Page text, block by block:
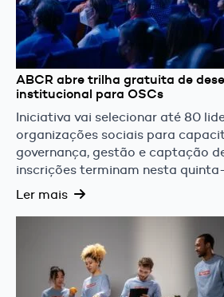
ABCR abre trilha gratuita de
institucional para OSCs
Iniciativa vai selecionar até 80
organizações sociais para
governança, gestão e captação
inscrições terminam nesta
Ler mais